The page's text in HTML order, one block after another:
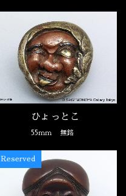
ひょっとこ
55ｍｍ 無銘
Reserved